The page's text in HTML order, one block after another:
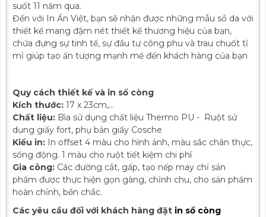
suốt 11 năm qua.
Đến với In Ấn Việt, bạn sẽ nhận được những mẫu sổ da với
thiết kế mang đậm nét thiết kế thương hiệu của bạn,
chứa đựng sự tinh tế, sự đầu tư công phu và trau chuốt tỉ
mỉ giúp tạo ấn tượng mạnh mẽ đến khách hàng của bạn
Quy cách thiết kế và in sổ còng
Kích thước: 17 x 23cm,...
Chất liệu: Bìa sử dụng chất liệu Thermo PU - Ruột sử
dụng giấy fort, phụ bản giấy Cosche
Kiểu in: In offset 4 màu cho hình ảnh, màu sắc chân thực,
sống động. 1 màu cho ruột tiết kiệm chi phí
Gia công: Các đường cắt, gấp, tạo nếp may chỉ sản
phẩm được thực hiện gọn gàng, chỉnh chu, cho sản phẩm
hoàn chỉnh, bền chắc.
Các yêu cầu đối với khách hàng đặt in sổ còng